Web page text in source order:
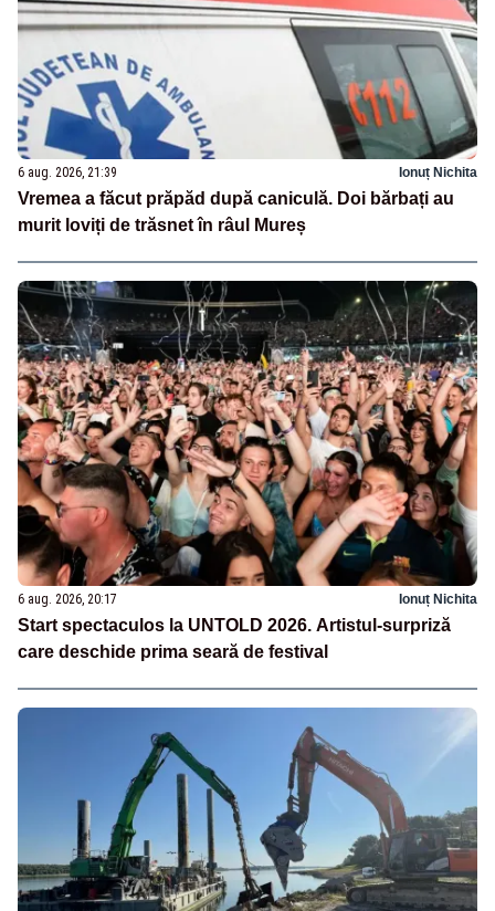
6 aug. 2026, 21:39 Ionuț Nichita
Vremea a făcut prăpăd după caniculă. Doi bărbați au
murit loviți de trăsnet în râul Mureș
6 aug. 2026, 20:17 Ionuț Nichita
Start spectaculos la UNTOLD 2026. Artistul-surpriză
care deschide prima seară de festival